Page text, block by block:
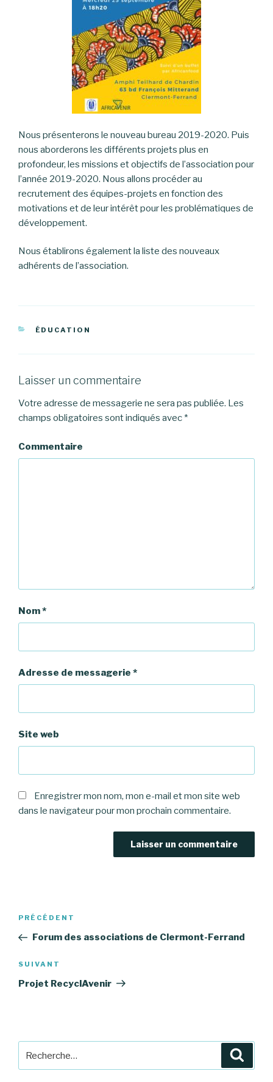
Nous présenterons le nouveau bureau 2019-2020. Puis
nous aborderons les différents projets plus en
profondeur, les missions et objectifs de l’association pour
l’année 2019-2020. Nous allons procéder au
recrutement des équipes-projets en fonction des
motivations et de leur intérêt pour les problématiques de
développement.
Nous établirons également la liste des nouveaux
adhérents de l’association.
CATÉGORIES
ÉDUCATION
Laisser un commentaire
Votre adresse de messagerie ne sera pas publiée. Les
champs obligatoires sont indiqués avec *
Commentaire
Nom*
Adresse de messagerie *
Site web
Enregistrer mon nom, mon e-mail et mon site web
dans le navigateur pour mon prochain commentaire.
Navigation
l’article
Article
précédent
PRÉCÉDENT
Forum des associations de Clermont-Ferrand
Article
suivant
SUIVANT
Projet RecyclAvenir